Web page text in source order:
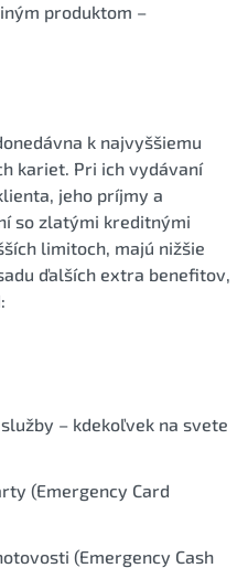
produktom –
k najvyššiemu
kariet. Pri ich vydávaní
jeho príjmy a
so zlatými kreditnými
limitoch, majú nižšie
ďalších extra benefitov,
– kdekoľvek na svete
(Emergency Card
(Emergency Cash